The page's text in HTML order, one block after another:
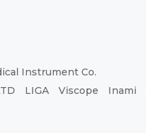
Instrument Co.
LIGA Viscope Inami